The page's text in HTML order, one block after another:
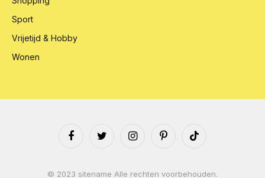
Sport
Vrijetijd & Hobby
Wonen
FacebookTwitter InstagramPinterestTikTok
© 2023 sitename Alle rechten voorbehouden.